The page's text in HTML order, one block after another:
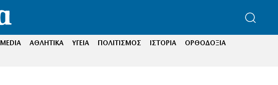
MEDIA ΑΘΛΗΤΙΚΑ ΥΓΕΙΑ ΠΟΛΙΤΙΣΜΟΣ ΙΣΤΟΡΙΑ
ΟΡΘΟΔΟΞΙΑ